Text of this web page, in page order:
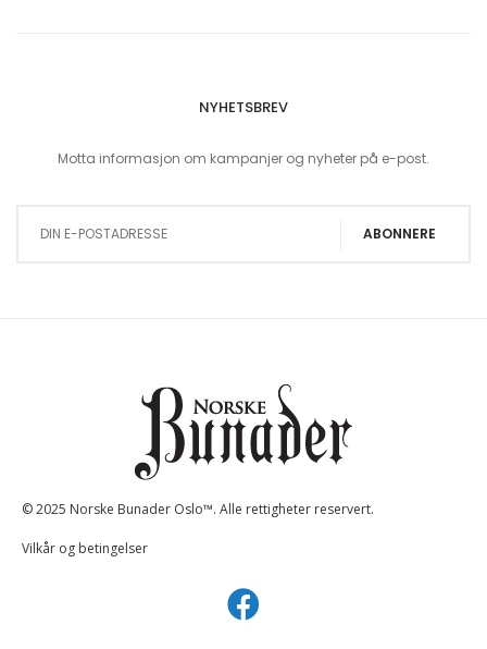
NYHETSBREV
Motta informasjon om kampanjer og nyheter på e-post.
ABONNERE
© 2025 Norske Bunader Oslo™. Alle rettigheter reservert.
Vilkår og betingelser